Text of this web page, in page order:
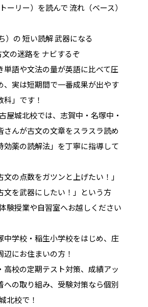
ーリー）を読んで 流れ（ベース）
の 短い読解 武器になる
の迷路を ナビするぞ
単語や文法の量が英語に比べて圧
、実は短期間で一番成果が出やす
科」です！
屋城北校では、志賀中・名塚中・
さんが古文の文章をスラスラ読め
効薬の読解法」を丁寧に指導して
文の点数をガツンと上げたい！」
文を武器にしたい！」という方
験授業や自習室へお越しください
中学校・稲生小学校をはじめ、庄
にお住まいの方！
高校の定期テスト対策、成績アッ
への取り組み、受験対策なら個別
北校で！